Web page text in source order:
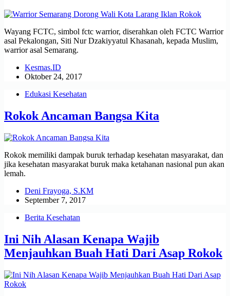
Wayang FCTC, simbol fctc warrior, diserahkan oleh FCTC Warrior
asal Pekalongan, Siti Nur Dzakiyyatul Khasanah, kepada Muslim,
warrior asal Semarang.
Kesmas.ID
Oktober 24, 2017
Edukasi Kesehatan
Rokok Ancaman Bangsa Kita
Rokok memiliki dampak buruk terhadap kesehatan masyarakat, dan
jika kesehatan masyarakat buruk maka ketahanan nasional pun akan
lemah.
Deni Frayoga, S.KM
September 7, 2017
Berita Kesehatan
Ini Nih Alasan Kenapa Wajib
Menjauhkan Buah Hati Dari Asap Rokok